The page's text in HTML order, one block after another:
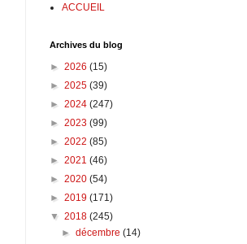
ACCUEIL
Archives du blog
► 2026 (15)
► 2025 (39)
► 2024 (247)
► 2023 (99)
► 2022 (85)
► 2021 (46)
► 2020 (54)
► 2019 (171)
▼ 2018 (245)
►décembre(14)